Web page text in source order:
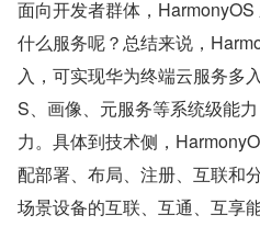
面向开发者群体，
什么服务呢？总结来说，
入，可实现华为终端云服务多
S、画像、元服务等系统级能
力。具体到技术侧，
配部署、布局、注册、互联和
场景设备的互联、互通、互享